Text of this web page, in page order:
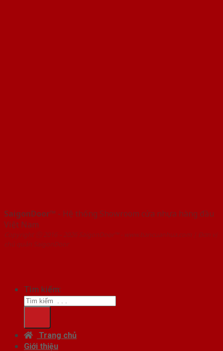
SaigonDoor™ - Hệ thống Showroom cửa nhựa hàng đầu
Việt Nam
Copyright ⓒ 2016 – 2026 SaigonDoor™ - www.bancuanhua.com | Đơn vị
chủ quản SaigonDoor
Tìm kiếm:
Trang chủ
Giới thiệu